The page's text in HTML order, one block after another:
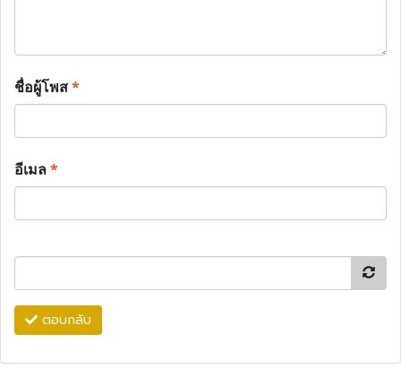
ชื่อผู้โพส*
อีเมล*
ตอบกลับ